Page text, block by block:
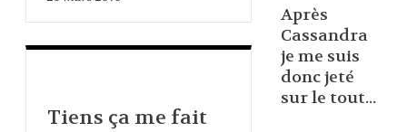
Tiens ça me fait
Après
Cassandra
je me suis
donc jeté
sur le tout...